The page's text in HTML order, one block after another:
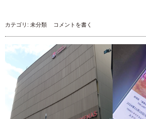
カテゴリ: 未分類 コメントを書く